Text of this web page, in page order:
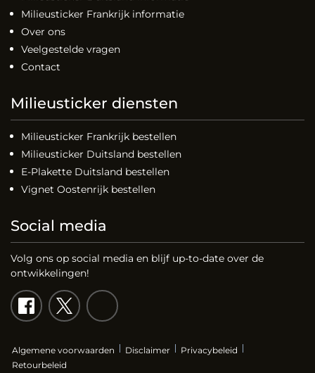
Milieusticker Frankrijk informatie
Over ons
Veelgestelde vragen
Contact
Milieusticker diensten
Milieusticker Frankrijk bestellen
Milieusticker Duitsland bestellen
E-Plakette Duitsland bestellen
Vignet Oostenrijk bestellen
Social media
Volg ons op social media en blijf up-to-date over de
ontwikkelingen!
Algemene voorwaarden Disclaimer
Privacybeleid
Retourbeleid